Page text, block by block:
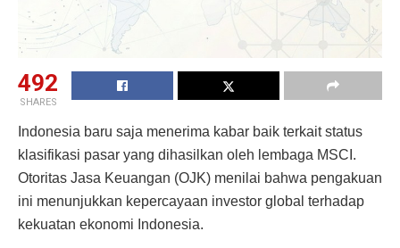
492
SHARES
Indonesia baru saja menerima kabar baik terkait status
klasifikasi pasar yang dihasilkan oleh lembaga MSCI.
Otoritas Jasa Keuangan (OJK) menilai bahwa pengakuan
ini menunjukkan kepercayaan investor global terhadap
kekuatan ekonomi Indonesia.